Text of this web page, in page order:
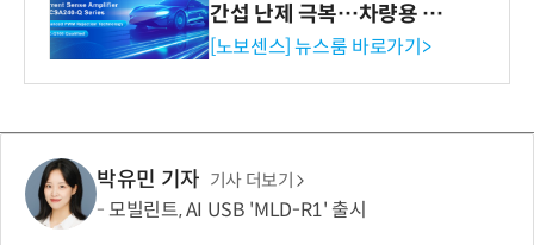
간섭 난제 극복…차량용 전
류 감지 증폭기
[노보센스] 뉴스룸 바로가기>
박유민 기자 기사 더보기
모빌린트, AI USB 'MLD-R1' 출시